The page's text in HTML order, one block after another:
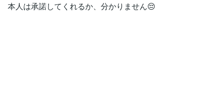
本人は承諾してくれるか、分かりません😔